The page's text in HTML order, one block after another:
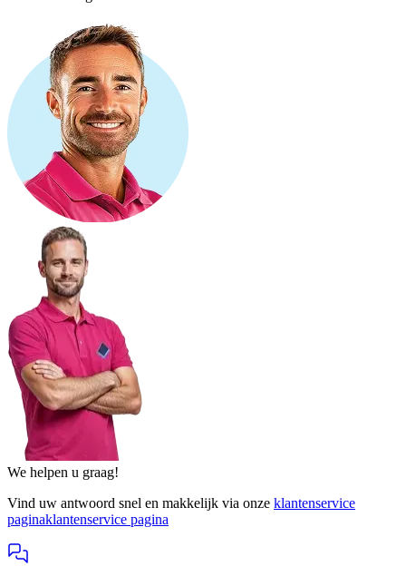
We helpen u graag!
Vind uw antwoord snel en makkelijk via onze klantenservice
paginaklantenservice pagina